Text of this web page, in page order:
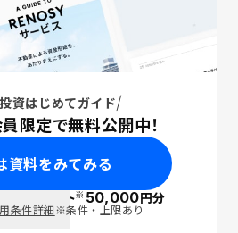
資はじめてガイド
限定で無料公開中！
資料をみてみる
ポイント※50,000円分
条件詳細※条件・上限あり